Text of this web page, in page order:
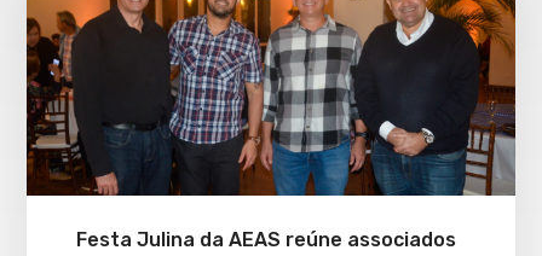
Festa Julina da AEAS reúne associados